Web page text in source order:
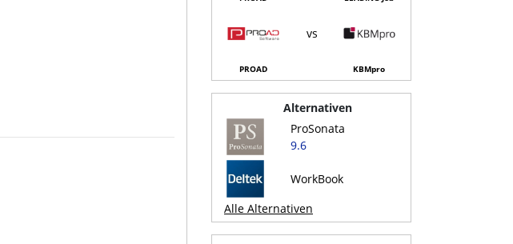
vs
PROAD KBMpro
Alternativen
ProSonata
9.6
WorkBook
Alle Alternativen